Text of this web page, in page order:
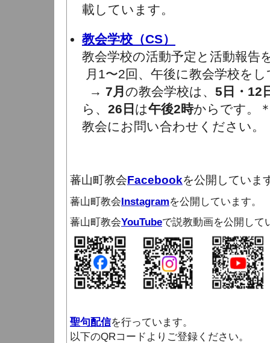
載しています。
教会学校（CS）
教会学校の活動予定と活動報告
月1〜2回、午後に教会学校を
→ 7月 の教会学校は、 5日・12
ら、 26日 は午後2時からです。
教会にお問い合わせください。
蕃山町教会Facebookを公開していま
蕃山町教会Instagramを公開しています。
蕃山町教会YouTubeで説教動画を公開して
聖句配信を行っています。
以下のQRコードよりご登録ください。